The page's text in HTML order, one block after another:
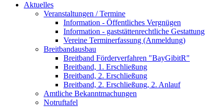
Aktuelles
Veranstaltungen / Termine
Information - Öffentliches Vergnügen
Information - gaststättenrechtliche Gestattung
Vereine Terminerfassung (Anmeldung)
Breitbandausbau
Breitband Förderverfahren "BayGibitR"
Breitband, 1. Erschließung
Breitband, 2. Erschließung
Breitband, 2. Erschließung, 2. Anlauf
Amtliche Bekanntmachungen
Notruftafel